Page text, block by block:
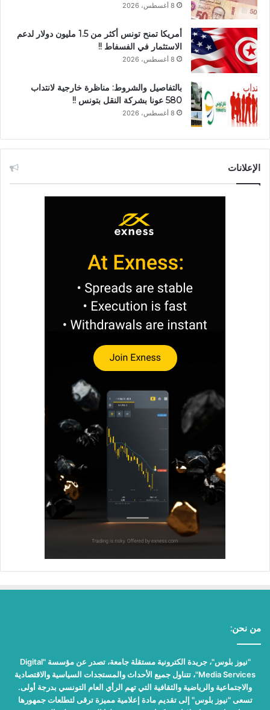
8 أغسطس، 2026
أمريكا تمنح تونس أكثر من 1.5 مليون دولار لدعم
الاستثمار في الفسفاط !!
8 أغسطس، 2026
بالتفاصيل والشروط: مناظرة خارجية لانتداب
580 عونا بشركة النقل بتونس !!
8 أغسطس، 2026
الإعلانات
من نحن:
"نيوز بلوس"، جريدة الكترونية مستقلة جامعة، تصدر عن مؤسسة "Digital
Media Services"، تتناول جميع الأحداث والمستجدات السياسية والاقتصادية
والاجتماعية والرياضية والثقافية التي تهم الرأي العام التونسي بدرجة أولى.
تسعى "نيوز بلوس" إلى تقديم مادة إعلامية مميزة ترقى لتطلعات جمهورها